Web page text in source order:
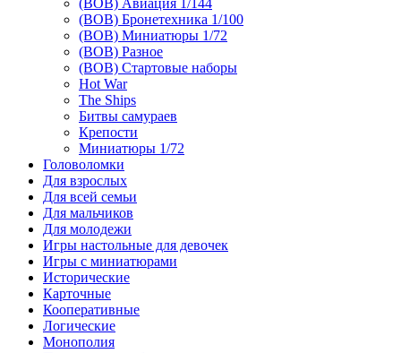
(ВОВ) Авиация 1/144
(ВОВ) Бронетехника 1/100
(ВОВ) Миниатюры 1/72
(ВОВ) Разное
(ВОВ) Стартовые наборы
Hot War
The Ships
Битвы самураев
Крепости
Миниатюры 1/72
Головоломки
Для взрослых
Для всей семьи
Для мальчиков
Для молодежи
Игры настольные для девочек
Игры с миниатюрами
Исторические
Карточные
Кооперативные
Логические
Монополия